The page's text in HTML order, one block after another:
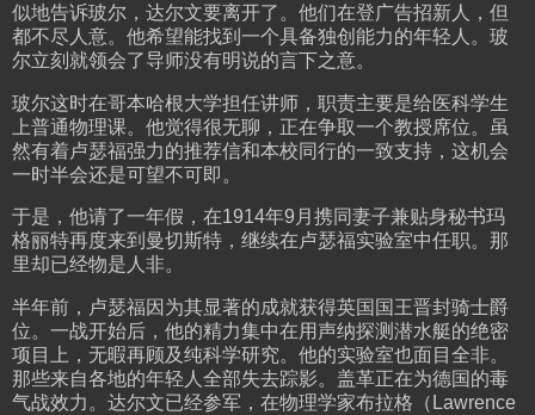
似地告诉玻尔，达尔文要离开了。他们在登广告招新人，但
都不尽人意。他希望能找到一个具备独创能力的年轻人。玻
尔立刻就领会了导师没有明说的言下之意。
玻尔这时在哥本哈根大学担任讲师，职责主要是给医科学生
上普通物理课。他觉得很无聊，正在争取一个教授席位。虽
然有着卢瑟福强力的推荐信和本校同行的一致支持，这机会
一时半会还是可望不可即。
于是，他请了一年假，在1914年9月携同妻子兼贴身秘书玛
格丽特再度来到曼切斯特，继续在卢瑟福实验室中任职。那
里却已经物是人非。
半年前，卢瑟福因为其显著的成就获得英国国王晋封骑士爵
位。一战开始后，他的精力集中在用声纳探测潜水艇的绝密
项目上，无暇再顾及纯科学研究。他的实验室也面目全非。
那些来自各地的年轻人全部失去踪影。盖革正在为德国的毒
气战效力。达尔文已经参军，在物理学家布拉格（Lawrence